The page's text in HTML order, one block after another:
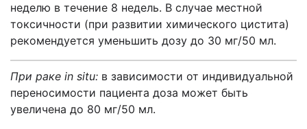
неделю в течение 8 недель. В случае местной
токсичности (при развитии химического цистита)
рекомендуется уменьшить дозу до 30 мг/50 мл.
При раке in situ: в зависимости от индивидуальной
переносимости пациента доза может быть
увеличена до 80 мг/50 мл.